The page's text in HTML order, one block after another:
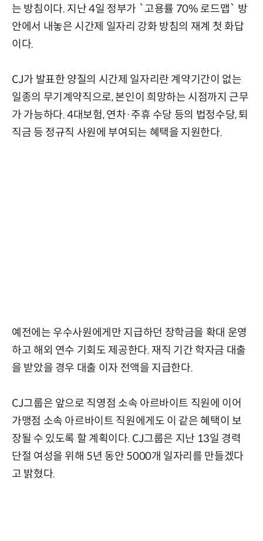
는 방침이다. 지난 4일 정부가 `고용률 70% 로드맵` 방
안에서 내놓은 시간제 일자리 강화 방침의 재계 첫 화답
이다.
CJ가 발표한 양질의 시간제 일자리란 계약기간이 없는
일종의 무기계약직으로, 본인이 희망하는 시점까지 근무
가 가능하다. 4대보험, 연차·주휴 수당 등의 법정수당, 퇴
직금 등 정규직 사원에 부여되는 혜택을 지원한다.
예전에는 우수사원에게만 지급하던 장학금을 확대 운영
하고 해외 연수 기회도 제공한다. 재직 기간 학자금 대출
을 받았을 경우 대출 이자 전액을 지급한다.
CJ그룹은 앞으로 직영점 소속 아르바이트 직원에 이어
가맹점 소속 아르바이트 직원에게도 이 같은 혜택이 보
장될 수 있도록 할 계획이다. CJ그룹은 지난 13일 경력
단절 여성을 위해 5년 동안 5000개 일자리를 만들겠다
고 밝혔다.